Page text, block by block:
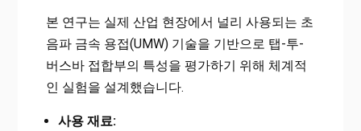
본 연구는 실제 산업 현장에서 널리 사용되는 초
음파 금속 용접(UMW) 기술을 기반으로 탭-투-
버스바 접합부의 특성을 평가하기 위해 체계적
인 실험을 설계했습니다.
사용 재료: